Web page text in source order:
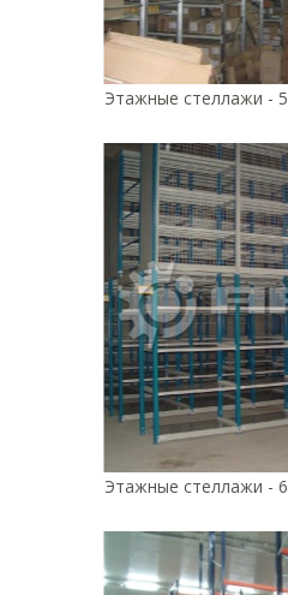
Этажные стеллажи - 5
Этажные стеллажи - 6